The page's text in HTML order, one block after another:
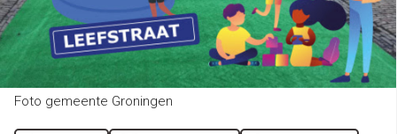
Foto gemeente Groningen